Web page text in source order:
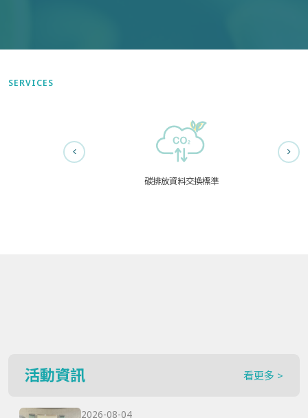
SERVICES
碳排放資料交換標準
活動資訊 看更多 >
2026-08-04